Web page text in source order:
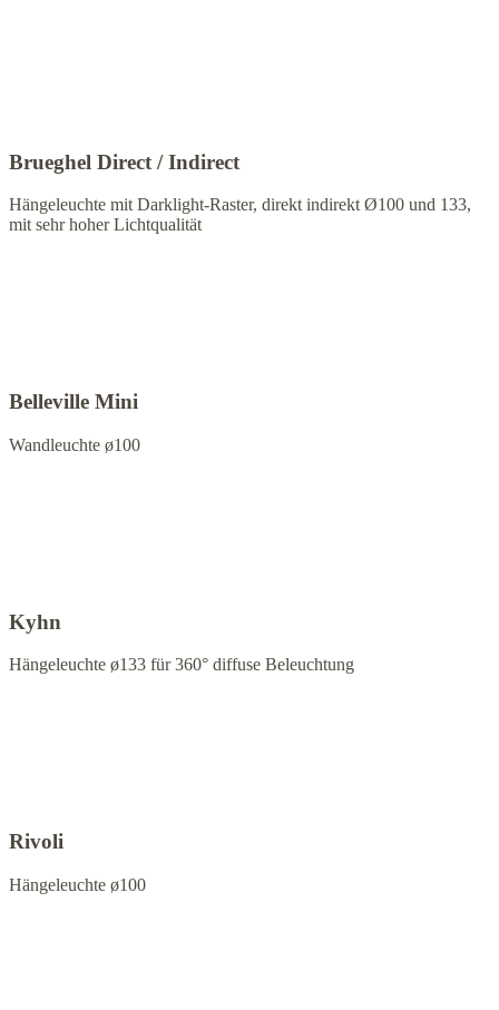
Brueghel Direct / Indirect
Hängeleuchte mit Darklight-Raster, direkt indirekt Ø100 und 133,
mit sehr hoher Lichtqualität
Belleville Mini
Wandleuchte ø100
Kyhn
Hängeleuchte ø133 für 360° diffuse Beleuchtung
Rivoli
Hängeleuchte ø100